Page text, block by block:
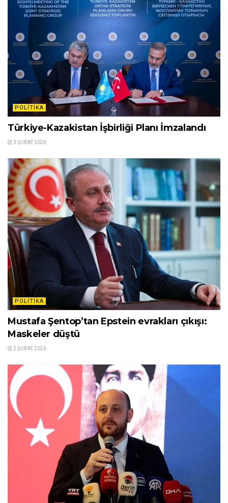
POLITIKA
Türkiye-Kazakistan İşbirliği Planı İmzalandı
3 ŞUBAT 2026
POLITIKA
Mustafa Şentop’tan Epstein evrakları çıkışı:
Maskeler düştü
2 ŞUBAT 2026